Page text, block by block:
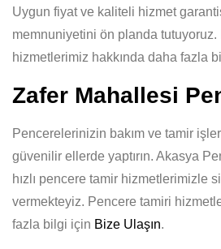
Uygun fiyat ve kaliteli hizmet
memnuniyetini ön planda tutuyoruz.
hizmetlerimiz hakkında daha fazla
Zafer Mahallesi
Pencerelerinizin bakım ve tamir
güvenilir ellerde yaptırın. Akasya
hızlı pencere tamir hizmetlerimizle
vermekteyiz. Pencere tamiri
fazla bilgi için Bize Ulaşın.